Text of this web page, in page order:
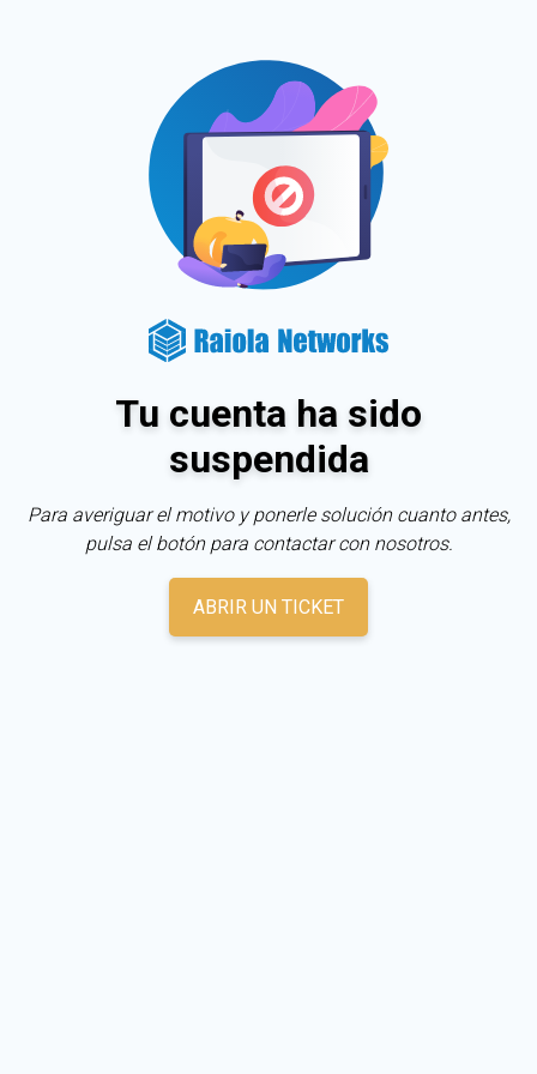
Tu cuenta ha sido
suspendida
Para averiguar el motivo y ponerle solución cuanto antes,
pulsa el botón para contactar con nosotros.
ABRIR UN TICKET